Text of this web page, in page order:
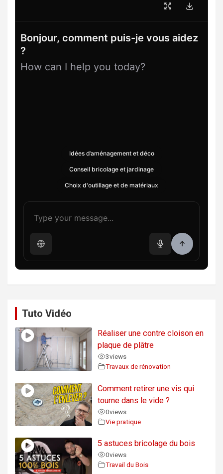
Bonjour, comment puis-je vous aidez
?
How can I help you today?
Idées d’aménagement et déco
Conseil bricolage et jardinage
Choix d'outillage et de matériaux
Tuto Vidéo
Réaliser une contre cloison en
plaque de plâtre
3views
Travaux de rénovation
Comment retirer une vis qui
tourne dans le vide ?
0views
Vie pratique
5 astuces bricolage du bois
0views
Travail du Bois